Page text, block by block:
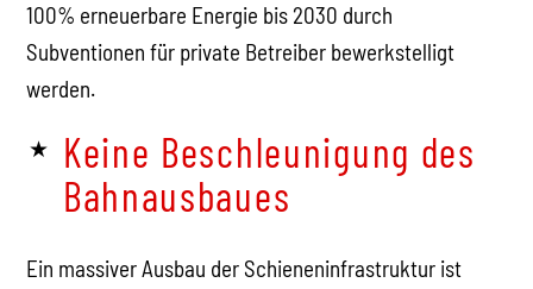
100% erneuerbare Energie bis 2030 durch
Subventionen für private Betreiber bewerkstelligt
werden.
Keine Beschleunigung des
Bahnausbaues
Ein massiver Ausbau der Schieneninfrastruktur ist